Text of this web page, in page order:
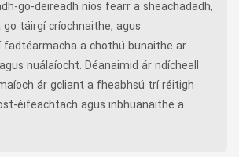
go-deireadh níos fearr a sheachadadh,
táirgí críochnaithe, agus
a chothú bunaithe ar
nuálaíocht. Déanaimid ár ndícheall
ár gcliant a fheabhsú trí réitigh
éifeachtach agus inbhuanaithe a